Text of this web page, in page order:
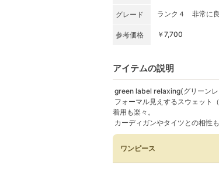
グレード ランク４ 非常に
参考価格 ￥7,700
アイテムの説明
green label relaxing(グリーンレ
フォーマル見えするスウェット
着用も楽々。
カーディガンやタイツとの相性
ワンピース